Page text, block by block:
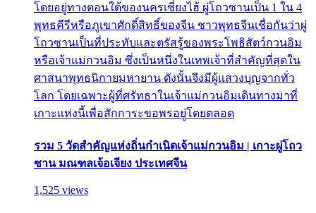
โดยอยู่ทางตอนใต้ของนครเซี่ยงไฮ้ ผู่โถวซานเป็น 1 ใน 4
พุทธคีรีหรือภูเขาศักดิ์สิทธิ์ของจีน ชาวพุทธจีนเชื่อกันว่าผู่
โถวซานเป็นที่ประทับและตรัสรู้ของพระโพธิสัตว์กวนอิม
หรือเจ้าแม่กวนอิม ซึ่งเป็นหนึ่งในเทพเจ้าที่สำคัญที่สุดใน
ศาสนาพุทธนิกายมหายาน ดังนั้นจึงมีผู้แสวงบุญจากทั่ว
โลก โดยเฉพาะผู้ที่ศรัทธาในเจ้าแม่กวนอิมเดินทางมาที่
เกาะแห่งนี้เพื่อสักการะขอพรอยู่โดยตลอด
รวม 5 วัดสำคัญแห่งถิ่นกำเนิดเจ้าแม่กวนอิม | เกาะผู่โถว
ซาน มณฑลเจ้อเจียง ประเทศจีน
1,525 views